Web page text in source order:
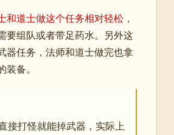
和道士做这个任务相对轻松 ，
要组队或者带足药水。另外这
器任务，法师和道士做完也拿
备。
接打怪就能掉武器，实际上